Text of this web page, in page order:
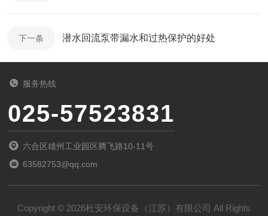
下一条 潜水回流泵带漏水和过热保护的好处
服务热线
025-57523831
六合区雄州工业园区腾飞路10-11号
63582753@qq.com
Copyright © 2026杜安环保设备（江苏）有限公司 All Rights